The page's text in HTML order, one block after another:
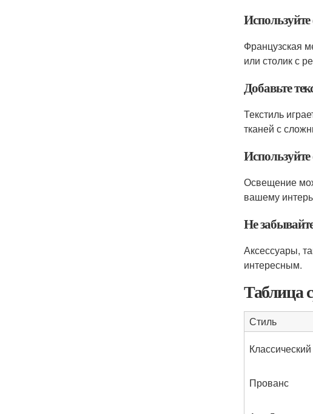
Французская
или столик с
Добавьте
Текстиль
тканей с
Освещение
вашему
Не
Аксессуары,
интересным.
Таблица
Стиль
Классический
Прованс